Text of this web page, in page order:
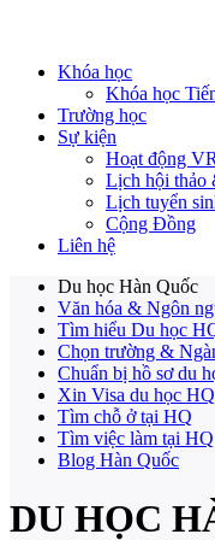
Khóa học
Khóa học
Trường học
Sự kiện
Hoạt động
Lịch hội thảo
Lịch tuyển
Cộng Đồng
Liên hệ
Du học Hàn Quốc
Văn hóa & Ngôn
Tìm hiểu Du học
Chọn trường &
Chuẩn bị hồ sơ du
Xin Visa du học HQ
Tìm chỗ ở tại HQ
Tìm việc làm tại HQ
Blog Hàn Quốc
DU HỌC